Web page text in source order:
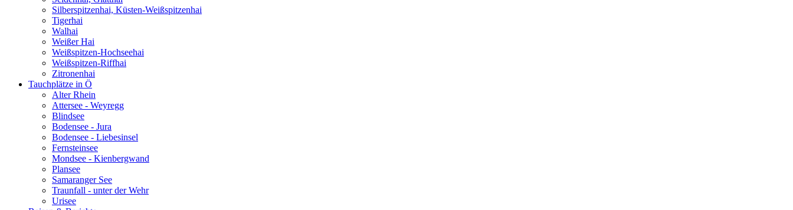
Silberspitzenhai, Küsten-Weißspitzenhai
Tigerhai
Walhai
Weißer Hai
Weißspitzen-Hochseehai
Weißspitzen-Riffhai
Zitronenhai
Tauchplätze in Ö
Alter Rhein
Attersee - Weyregg
Blindsee
Bodensee - Jura
Bodensee - Liebesinsel
Fernsteinsee
Mondsee - Kienbergwand
Plansee
Samaranger See
Traunfall - unter der Wehr
Urisee